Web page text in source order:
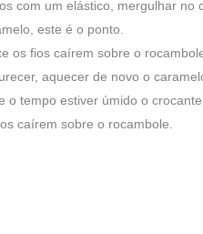
com um elástico, mergulhar no
este é o ponto.
os fios caírem sobre o
aquecer de novo o
o tempo estiver úmido o
caírem sobre o rocambole.